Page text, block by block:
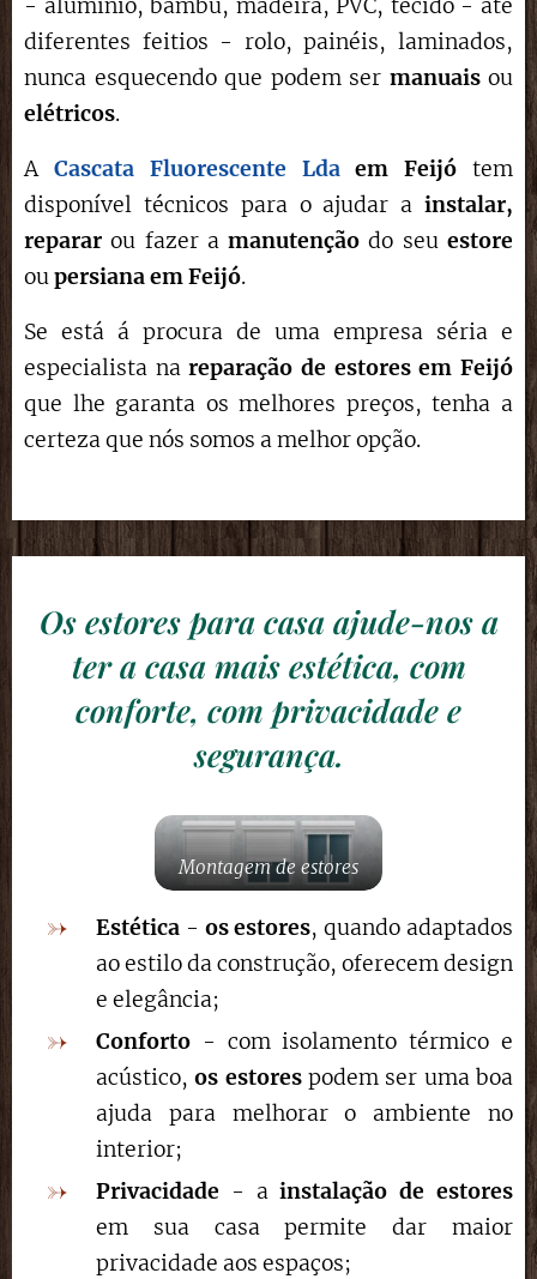
- alumínio, bambu, madeira, PVC, tecido - até
diferentes feitios - rolo, painéis, laminados,
nunca esquecendo que podem ser manuaisou
elétricos.
A Cascata Fluorescente LdaemFeijótem
disponível técnicos para o ajudar a instalar,
reparar ou fazer amanutenção do seuestore
oupersiana emFeijó.
Se está á procura de uma empresa séria e
especialista nareparação de estoresem Feijó
que lhe garanta os melhores preços, tenha a
certeza que nós somos a melhor opção.
Os estores para casa ajude-nos a
ter a casa mais estética, com
conforte, com privacidade e
segurança.
Montagem de estores
Estética - os estores, quando adaptados
ao estilo da construção, oferecem design
e elegância;
Conforto - com isolamento térmico e
acústico,os estorespodem ser uma boa
ajuda para melhorar o ambiente no
interior;
Privacidade - ainstalação de estores
em sua casa permite dar maior
privacidade aos espaços;